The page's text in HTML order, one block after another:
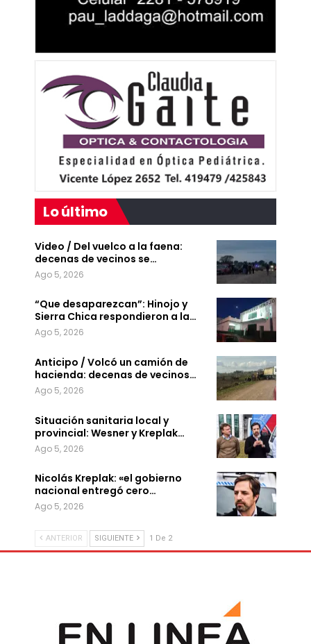
Lo último
Video / Del vuelco a la faena:
decenas de vecinos se…
Ago 5, 2026
“Que desaparezcan”: Hinojo y
Sierra Chica respondieron a la…
Ago 5, 2026
Anticipo / Volcó un camión de
hacienda: decenas de vecinos…
Ago 5, 2026
Situación sanitaria local y
provincial: Wesner y Kreplak…
Ago 5, 2026
Nicolás Kreplak: «el gobierno
nacional entregó cero…
Ago 5, 2026
ANTERIOR SIGUIENTE 1 De 2